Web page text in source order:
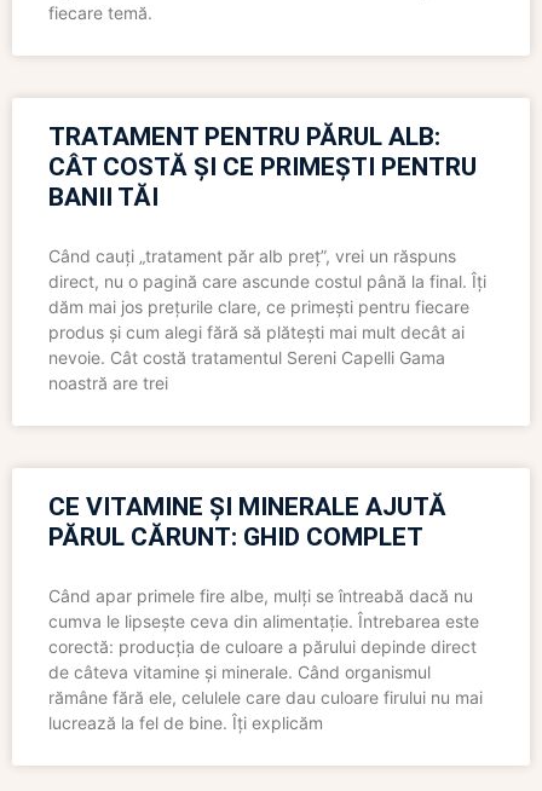
fiecare temă.
TRATAMENT PENTRU PĂRUL ALB:
CÂT COSTĂ ȘI CE PRIMEȘTI PENTRU
BANII TĂI
Când cauți „tratament păr alb preț”, vrei un răspuns
direct, nu o pagină care ascunde costul până la final. Îți
dăm mai jos prețurile clare, ce primești pentru fiecare
produs și cum alegi fără să plătești mai mult decât ai
nevoie. Cât costă tratamentul Sereni Capelli Gama
noastră are trei
CE VITAMINE ȘI MINERALE AJUTĂ
PĂRUL CĂRUNT: GHID COMPLET
Când apar primele fire albe, mulți se întreabă dacă nu
cumva le lipsește ceva din alimentație. Întrebarea este
corectă: producția de culoare a părului depinde direct
de câteva vitamine și minerale. Când organismul
rămâne fără ele, celulele care dau culoare firului nu mai
lucrează la fel de bine. Îți explicăm